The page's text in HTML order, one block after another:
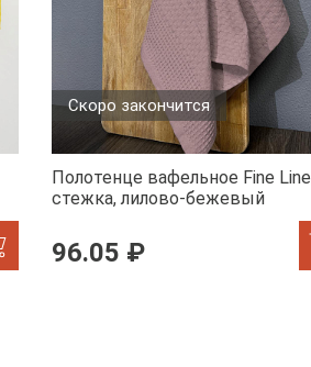
Скоро закончится
Полотенце вафельное Fine Line
стежка, лилово-бежевый
96.05 ₽